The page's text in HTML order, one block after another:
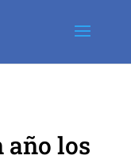
año los